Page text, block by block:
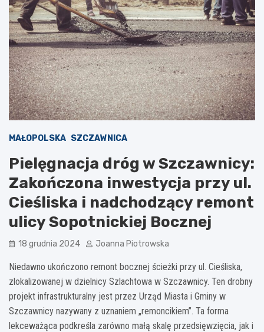
MAŁOPOLSKA SZCZAWNICA
Pielęgnacja dróg w Szczawnicy:
Zakończona inwestycja przy ul.
Cieśliska i nadchodzący remont
ulicy Sopotnickiej Bocznej
18 grudnia 2024 Joanna Piotrowska
Niedawno ukończono remont bocznej ścieżki przy ul. Cieśliska,
zlokalizowanej w dzielnicy Szlachtowa w Szczawnicy. Ten drobny
projekt infrastrukturalny jest przez Urząd Miasta i Gminy w
Szczawnicy nazywany z uznaniem „remoncikiem”. Ta forma
lekceważąca podkreśla zarówno małą skalę przedsięwzięcia, jak i